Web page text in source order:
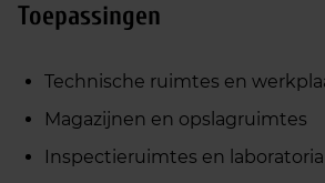
Toepassingen
Technische ruimtes en
Magazijnen en opslagruimtes
Inspectieruimtes en laboratoria